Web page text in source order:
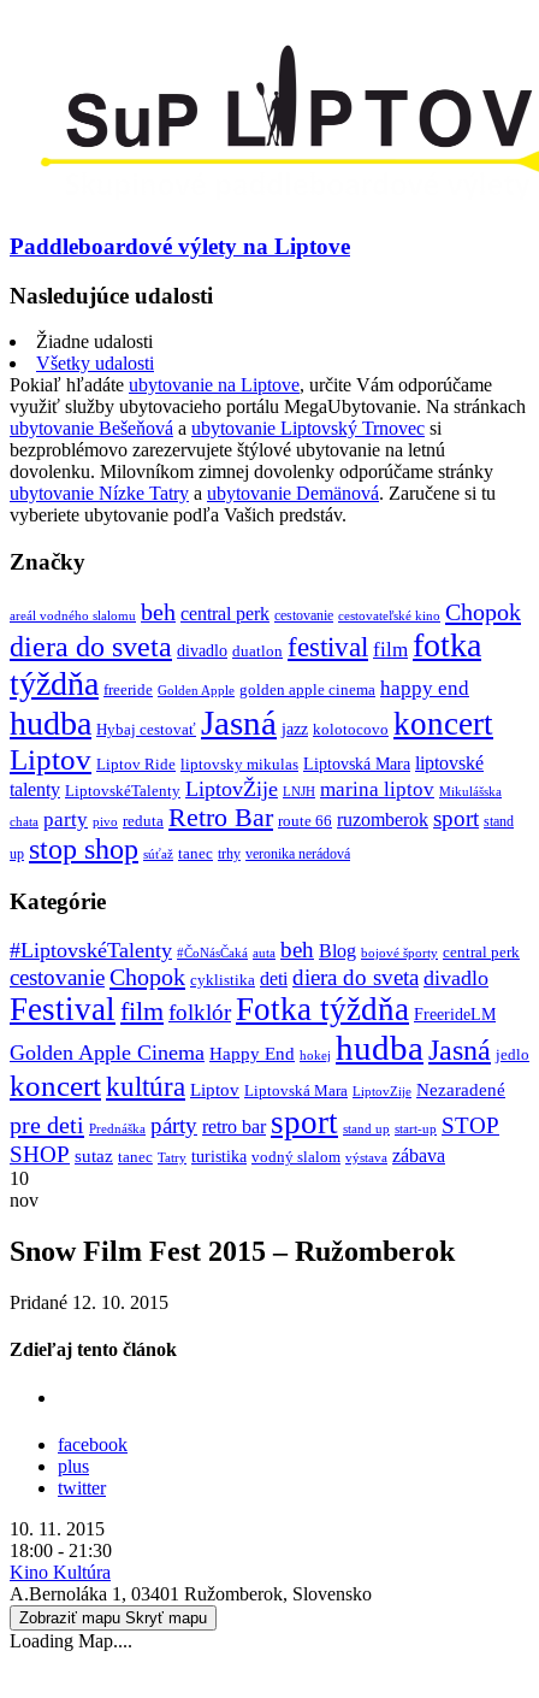
Paddleboardové výlety na Liptove
Nasledujúce udalosti
Žiadne udalosti
Všetky udalosti
Pokiaľ hľadáte ubytovanie na Liptove, určite Vám odporúčame
využiť služby ubytovacieho portálu MegaUbytovanie. Na stránkach
ubytovanie Bešeňová a ubytovanie Liptovský Trnovec si
bezproblémovo zarezervujete štýlové ubytovanie na letnú
dovolenku. Milovníkom zimnej dovolenky odporúčame stránky
ubytovanie Nízke Tatry a ubytovanie Demänová. Zaručene si tu
vyberiete ubytovanie podľa Vašich predstáv.
Značky
areál vodného slalomu beh central perk cestovanie cestovateľské kino Chopok
diera do sveta divadlo duatlon festival film fotka
týždňa freeride Golden Apple golden apple cinema happy end
hudba Hybaj cestovať Jasná jazz kolotocovo koncert
Liptov Liptov Ride liptovsky mikulas Liptovská Mara liptovské
talenty LiptovskéTalenty LiptovŽije LNJH marina liptov Mikulášska
chata party pivo reduta Retro Bar route 66 ruzomberok sport stand
up stop shop súťaž tanec trhy veronika nerádová
Kategórie
#LiptovskéTalenty #ČoNásČaká auta beh Blog bojové športy central perk
cestovanieChopok cyklistika deti diera do sveta divadlo
Festival filmfolklórFotka týždňa FreerideLM
Golden Apple Cinema Happy End hokej hudba Jasná jedlo
koncertkultúra Liptov Liptovská Mara LiptovZije Nezaradené
pre deti Prednáška párty retro bar sport stand up start-up STOP
SHOP sutaz tanec Tatry turistika vodný slalom výstava zábava
10
nov
Snow Film Fest 2015 – Ružomberok
Pridané 12. 10. 2015
Zdieľaj tento článok
facebook
plus
twitter
10. 11. 2015
18:00 - 21:30
Kino Kultúra
A.Bernoláka 1, 03401 Ružomberok, Slovensko
Zobraziť mapu Skryť mapu
Loading Map....